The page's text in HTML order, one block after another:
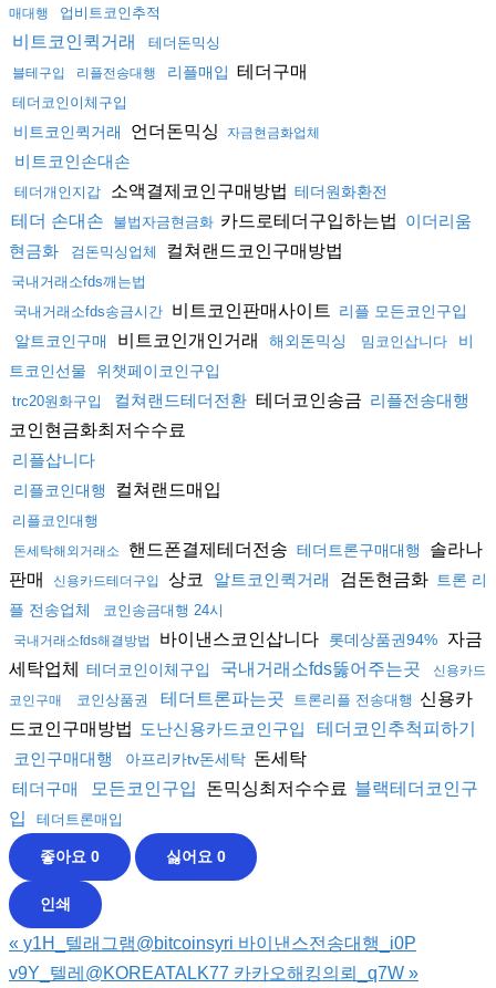
매대행
업비트코인추적
비트코인퀵거래 테더돈믹싱
블테구입 리플전송대행 리플매입 테더구매
테더코인이체구입
비트코인퀵거래 언더돈믹싱 자금현금화업체
비트코인손대손
테더개인지갑 소액결제코인구매방법 테더원화환전
테더 손대손 불법자금현금화 카드로테더구입하는법 이더리움
현금화
검돈믹싱업체 컬쳐랜드코인구매방법
국내거래소fds깨는법
국내거래소fds송금시간 비트코인판매사이트
리플 모든코인구입
알트코인구매
비트코인개인거래 해외돈믹싱 밈코인삽니다
비
트코인선물
위챗페이코인구입
trc20원화구입 컬쳐랜드테더전환 테더코인송금 리플전송대행
코인현금화최저수수료
리플삽니다
리플코인대행 컬쳐랜드매입
리플코인대행
돈세탁해외거래소 핸드폰결제테더전송 테더트론구매대행
솔라나
판매
신용카드테더구입 상코 알트코인퀵거래 검돈현금화 트론 리
플 전송업체
코인송금대행 24시
국내거래소fds해결방법 바이낸스코인삽니다 롯데상품권94%
자금
세탁업체
테더코인이체구입 국내거래소fds뚫어주는곳
신용카드
코인구매
코인상품권 테더트론파는곳 트론리플 전송대행 신용카
드코인구매방법 도난신용카드코인구입
테더코인추척피하기
코인구매대행
아프리카tv돈세탁 돈세탁
테더구매 모든코인구입 돈믹싱최저수수료 블랙테더코인구
입
테더트론매입
좋아요 0 싫어요 0
인쇄
« y1H_텔래그램@bitcoinsyri 바이낸스전송대행_i0P
v9Y_텔레@KOREATALK77 카카오해킹의뢰_q7W »